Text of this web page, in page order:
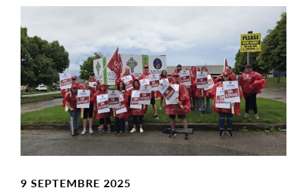
Main
Image
Image
9 SEPTEMBRE 2025